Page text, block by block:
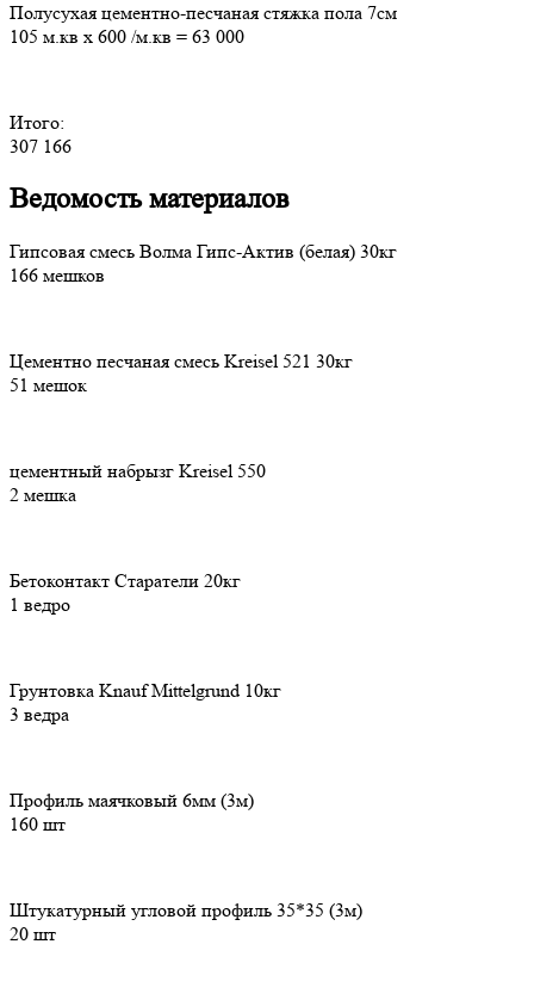
Полусухая цементно-песчаная стяжка пола 7см
105 м.кв х 600 /м.кв = 63 000
Итого:
307 166
Ведомость материалов
Гипсовая смесь Волма Гипс-Актив (белая) 30кг
166 мешков
Цементно песчаная смесь Kreisel 521 30кг
51 мешок
цементный набрызг Kreisel 550
2 мешка
Бетоконтакт Старатели 20кг
1 ведро
Грунтовка Knauf Mittelgrund 10кг
3 ведра
Профиль маячковый 6мм (3м)
160 шт
Штукатурный угловой профиль 35*35 (3м)
20 шт